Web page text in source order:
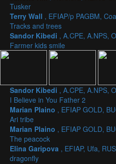
Tusker
Terry Wall , EFIAP/p PAGBM,
Tracks and trees
Sandor Kibedi , A.CPE, A.NPS,
Farmer kids smile
Sandor Kibedi , A.CPE, A.NPS,
I Believe in You Father 2
Marian Plaino , EFIAP GOLD,
Ari tribe
Marian Plaino , EFIAP GOLD,
The peacock
Elina Garipova , EFIAP, Ufa,
dragonfly